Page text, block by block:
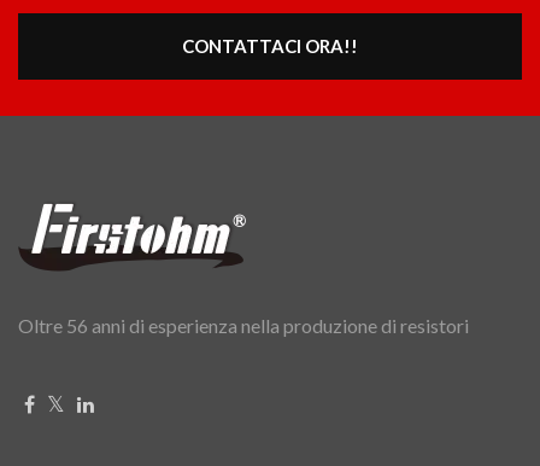
CONTATTACI ORA!!
Oltre 56 anni di esperienza nella produzione di resistori